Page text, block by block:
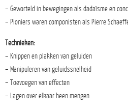
– Geworteld in bewegingen als dadaïsme en
– Pioniers waren componisten als Pierre
Technieken:
– Knippen en plakken van geluiden
– Manipuleren van geluidssnelheid
– Toevoegen van effecten
– Lagen over elkaar heen mengen